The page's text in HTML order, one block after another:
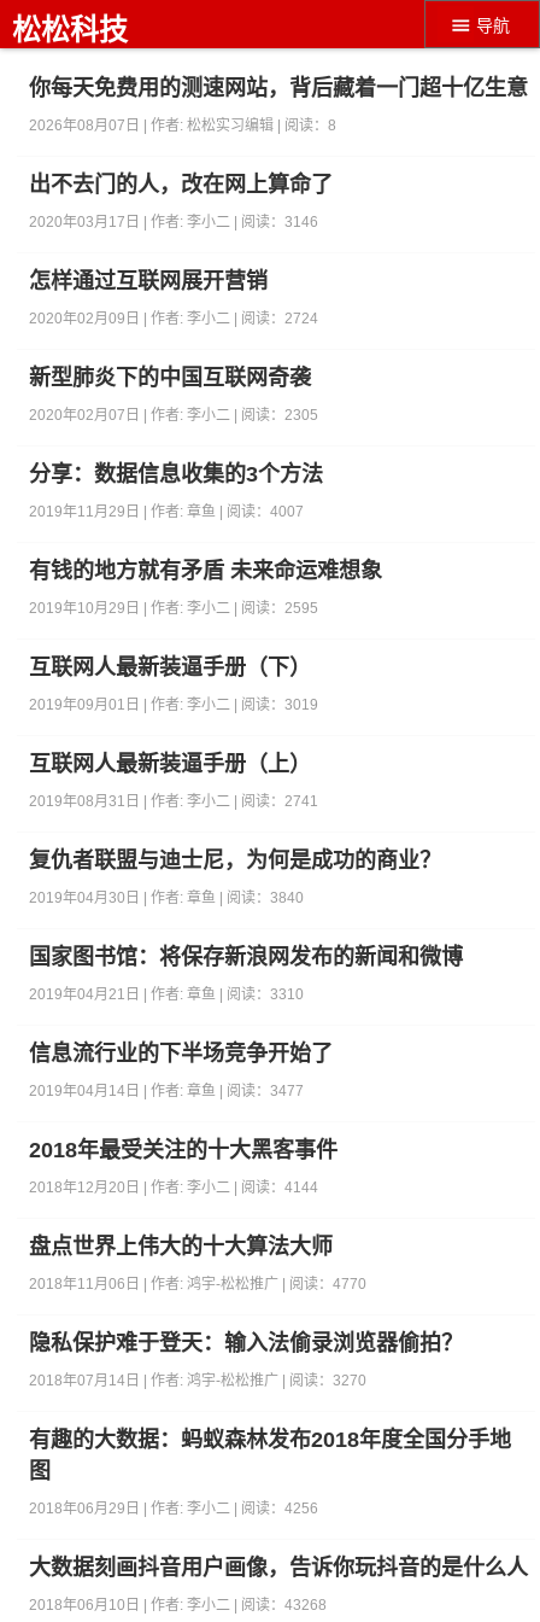
导航
松松科技
你每天免费用的测速网站，背后藏着一门超十亿生意
2026年08月07日 | 作者:松松实习编辑 | 阅读：8
出不去门的人，改在网上算命了
2020年03月17日 | 作者:李小二 | 阅读：3146
怎样通过互联网展开营销
2020年02月09日 | 作者:李小二 | 阅读：2724
新型肺炎下的中国互联网奇袭
2020年02月07日 | 作者:李小二 | 阅读：2305
分享：数据信息收集的3个方法
2019年11月29日 | 作者:章鱼 | 阅读：4007
有钱的地方就有矛盾 未来命运难想象
2019年10月29日 | 作者:李小二 | 阅读：2595
​互联网人最新装逼手册（下）
2019年09月01日 | 作者:李小二 | 阅读：3019
互联网人最新装逼手册（上）
2019年08月31日 | 作者:李小二 | 阅读：2741
复仇者联盟与迪士尼，为何是成功的商业？
2019年04月30日 | 作者:章鱼 | 阅读：3840
国家图书馆：将保存新浪网发布的新闻和微博
2019年04月21日 | 作者:章鱼 | 阅读：3310
信息流行业的下半场竞争开始了
2019年04月14日 | 作者:章鱼 | 阅读：3477
2018年最受关注的十大黑客事件
2018年12月20日 | 作者:李小二 | 阅读：4144
盘点世界上伟大的十大算法大师
2018年11月06日 | 作者:鸿宇-松松推广 | 阅读：4770
隐私保护难于登天：输入法偷录浏览器偷拍？
2018年07月14日 | 作者:鸿宇-松松推广 | 阅读：3270
有趣的大数据：蚂蚁森林发布2018年度全国分手地
图
2018年06月29日 | 作者:李小二 | 阅读：4256
大数据刻画抖音用户画像，告诉你玩抖音的是什么人
2018年06月10日 | 作者:李小二 | 阅读：43268